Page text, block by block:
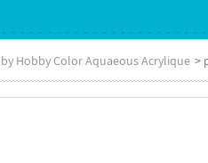
Hobby Color Aquaeous Acrylique >